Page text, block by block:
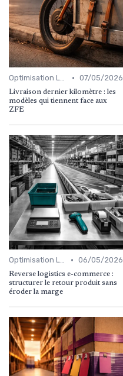
Optimisation Logistique • 07/05/2026
Livraison dernier kilomètre : les
modèles qui tiennent face aux
ZFE
Optimisation Logistique • 06/05/2026
Reverse logistics e-commerce :
structurer le retour produit sans
éroder la marge